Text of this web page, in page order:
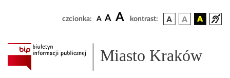
czcionka: A A A kontrast:
Miasto Kraków